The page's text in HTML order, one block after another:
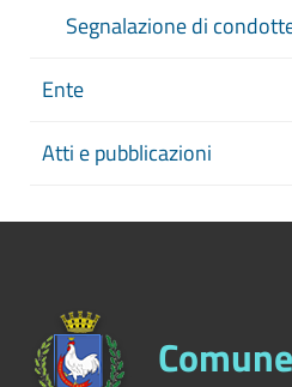
Segnalazione di
Ente
Atti e pubblicazioni